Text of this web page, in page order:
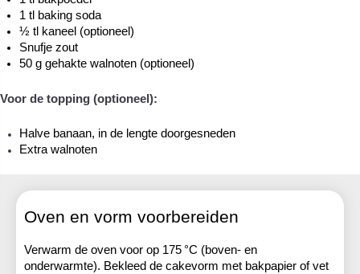
1 tl baking soda
½ tl kaneel (optioneel)
Snufje zout
50 g gehakte walnoten (optioneel)
Voor de topping (optioneel):
Halve banaan, in de lengte doorgesneden
Extra walnoten
Oven en vorm voorbereiden
Verwarm de oven voor op 175 °C (boven- en
onderwarmte). Bekleed de cakevorm met bakpapier of vet